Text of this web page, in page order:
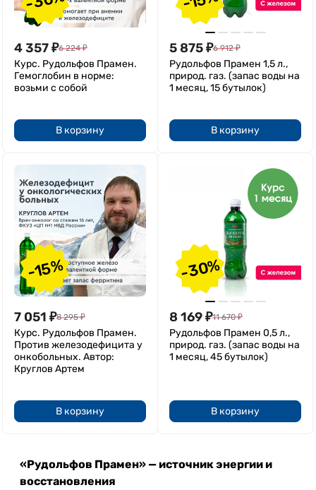
4 357₽6 224 ₽
Курс. Рудольфов Прамен.
Гемоглобин в норме:
возьми с собой
В корзину
5 875₽6 912 ₽
Рудольфов Прамен 1,5 л.,
природ. газ. (запас воды на
1 месяц, 15 бутылок)
В корзину
-15%
7 051 ₽8 295 ₽
Курс. Рудольфов Прамен.
Против железодефицита у
онкобольных. Автор:
Круглов Артем
В корзину
-30%
8 169₽11 670 ₽
Рудольфов Прамен 0,5 л.,
природ. газ. (запас воды на
1 месяц, 45 бутылок)
В корзину
«Рудольфов Прамен» — источник энергии и
восстановления